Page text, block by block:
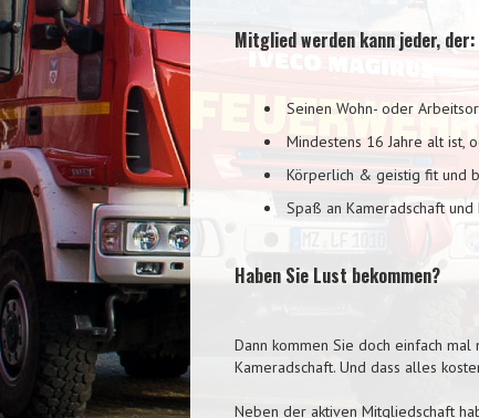
Mitglied werden kann jeder, der:
Seinen Wohn- oder
Mindestens 16 Jahre alt ist,
Körperlich & geistig fit und
Spaß an Kameradschaft und
Haben Sie Lust bekommen?
Dann kommen Sie doch einfach
Kameradschaft. Und dass alles
Neben der aktiven Mitgliedschaft